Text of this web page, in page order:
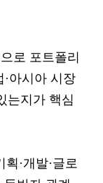
로 포트폴리
아시아 시장
는지가 핵심
·개발·글로